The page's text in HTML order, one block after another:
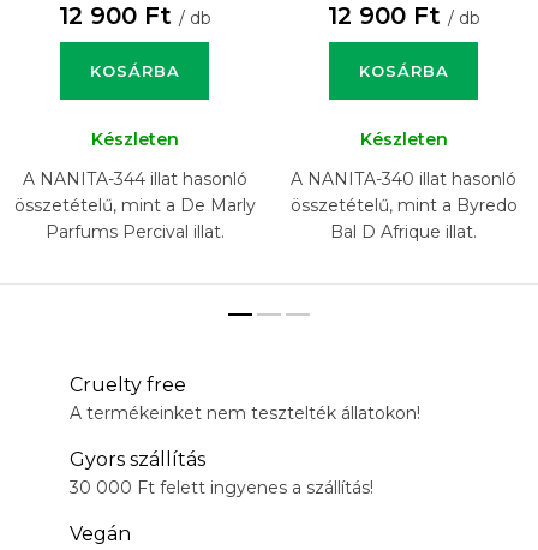
12 900 Ft / db
KOSÁRBA
Készleten
A NANITA-344 illat hasonló
összetételű, mint a De Marly
Parfums Percival illat.
12 900 Ft / db
KOSÁRBA
Készleten
A NANITA-340 illat hasonló
összetételű, mint a Byredo
Bal D Afrique illat.
Cruelty free
A termékeinket nem tesztelték állatokon!
Gyors szállítás
30 000 Ft felett ingyenes a szállítás!
Vegán